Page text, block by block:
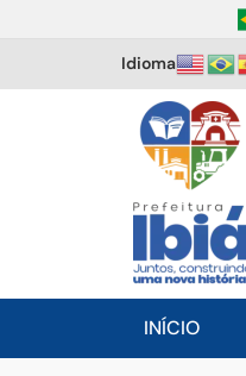
Idioma
INÍCIO